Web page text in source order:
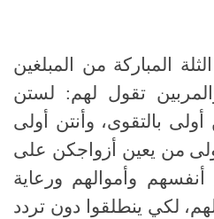
المباركة من المبلغين
تقول لهم: لستن
أولى بالتقوى، وأنتن أولى
من يعين أزواجكن على
وأموالهم ورعاية
لكي ينطلقوا دون تردد